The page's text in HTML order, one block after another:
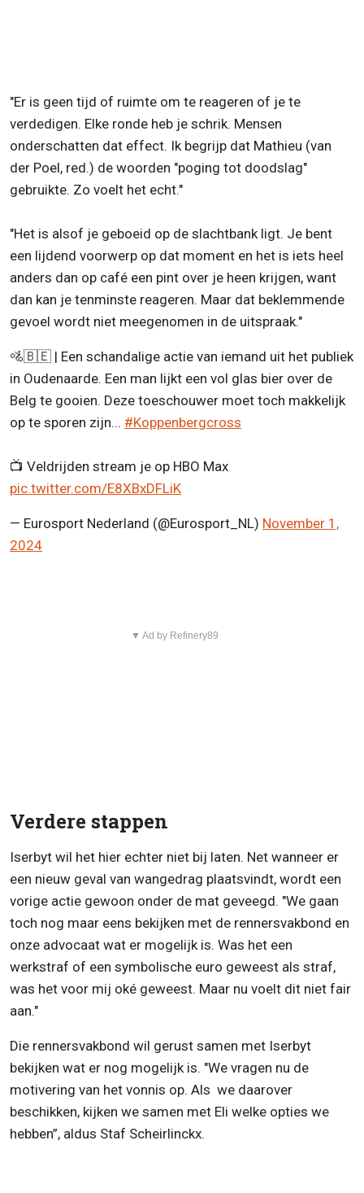
"Er is geen tijd of ruimte om te reageren of je te
verdedigen. Elke ronde heb je schrik. Mensen
onderschatten dat effect. Ik begrijp dat Mathieu (van
der Poel, red.) de woorden "poging tot doodslag"
gebruikte. Zo voelt het echt."
"Het is alsof je geboeid op de slachtbank ligt. Je bent
een lijdend voorwerp op dat moment en het is iets heel
anders dan op café een pint over je heen krijgen, want
dan kan je tenminste reageren. Maar dat beklemmende
gevoel wordt niet meegenomen in de uitspraak."
🚵🇧🇪 | Een schandalige actie van iemand uit het publiek
in Oudenaarde. Een man lijkt een vol glas bier over de
Belg te gooien. Deze toeschouwer moet toch makkelijk
op te sporen zijn... #Koppenbergcross
📺​ Veldrijden stream je op HBO Max
pic.twitter.com/E8XBxDFLiK
— Eurosport Nederland (@Eurosport_NL) November 1,
2024
▼ Ad by Refinery89
Verdere stappen
Iserbyt wil het hier echter niet bij laten. Net wanneer er
een nieuw geval van wangedrag plaatsvindt, wordt een
vorige actie gewoon onder de mat geveegd. "We gaan
toch nog maar eens bekijken met de rennersvakbond en
onze advocaat wat er mogelijk is. Was het een
werkstraf of een symbolische euro geweest als straf,
was het voor mij oké geweest. Maar nu voelt dit niet fair
aan."
Die rennersvakbond wil gerust samen met Iserbyt
bekijken wat er nog mogelijk is. "We vragen nu de
motivering van het vonnis op. Als we daarover
beschikken, kijken we samen met Eli welke opties we
hebben”, aldus Staf Scheirlinckx.